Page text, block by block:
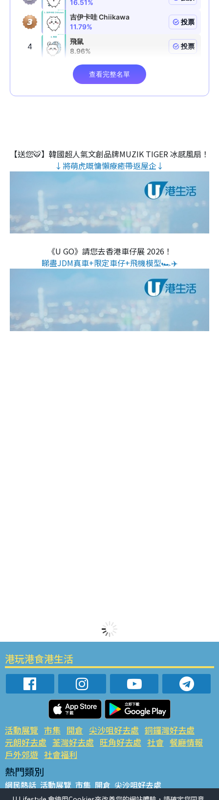
【送您🐯】韓國超人氣文創品牌MUZIK TIGER 冰感風扇！
↓將萌虎嘅慵懶療癒帶返屋企↓
《U GO》請您去香港車仔展 2026！
睇盡JDM真車+限定車仔+飛機模型🏎️✈️
港玩港食港生活
活動展覽 市集 開倉 尖沙咀好去處 銅鑼灣好去處
元朗好去處 荃灣好去處 旺角好去處 社會 餐廳情報
戶外郊遊 社會福利
熱門類別
網民熱話 活動展覽 市集 開倉 尖沙咀好去處
銅鑼灣好去處 元朗好去處 荃灣好去處 旺角好去處 社會